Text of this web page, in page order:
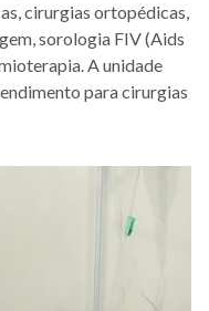
cirurgias ortopédicas,
sorologia FIV (Aids
A unidade
para cirurgias